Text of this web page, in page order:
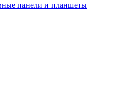
панели и планшеты